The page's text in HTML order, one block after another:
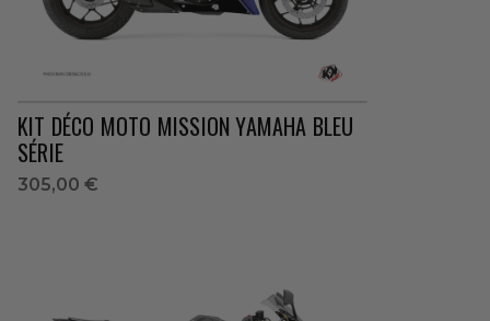
KIT DÉCO MOTO MISSION YAMAHA BLEU
SÉRIE
305,00 €